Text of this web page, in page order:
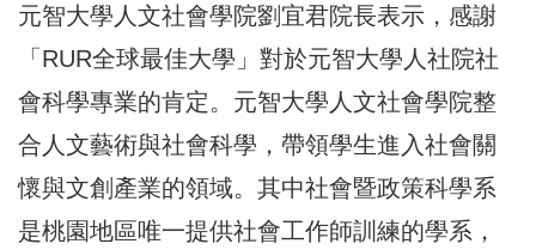
元智大學人文社會學院劉宜君院長表示，感謝
「RUR全球最佳大學」對於元智大學人社院社
會科學專業的肯定。元智大學人文社會學院整
合人文藝術與社會科學，帶領學生進入社會關
懷與文創產業的領域。其中社會暨政策科學系
是桃園地區唯一提供社會工作師訓練的學系，